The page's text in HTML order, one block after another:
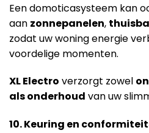
Een domoticasysteem kan
aan zonnepanelen,
zodat uw woning energie
voordelige momenten.
XL Electro verzorgt zowel
als onderhoud van uw
10. Keuring en